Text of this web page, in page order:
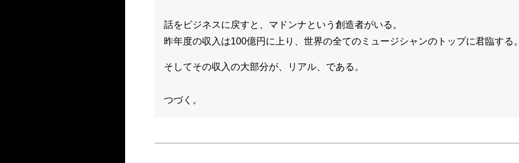
話をビジネスに戻すと、マドンナという創造者がいる。
昨年度の収入は100億円に上り、世界の全てのミュージシャンのトップに君臨する。
そしてその収入の大部分が、リアル、である。
つづく。